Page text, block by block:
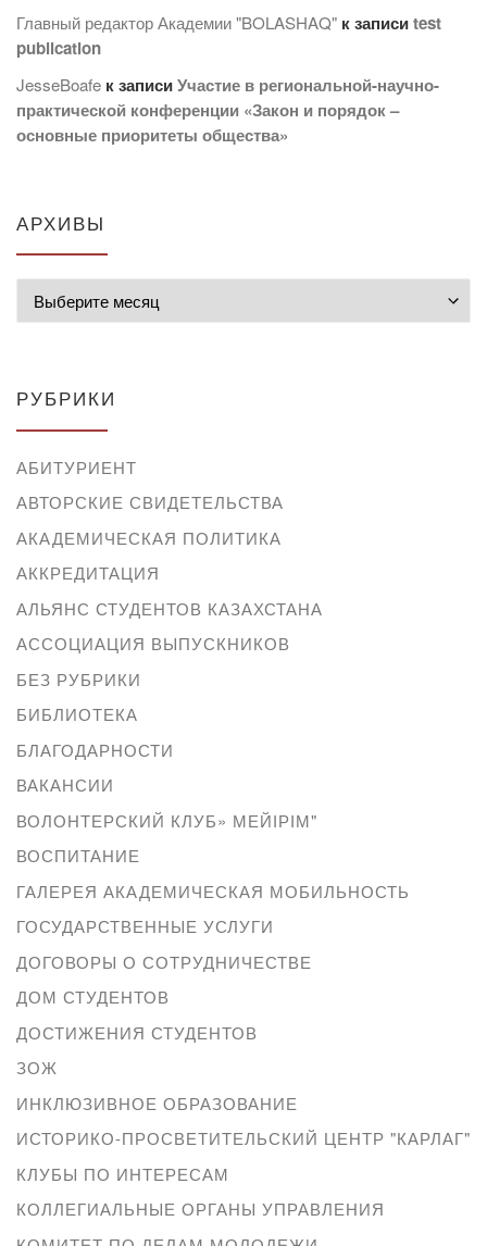
Главный редактор Академии "BOLASHAQ" к записиtest
publication
JesseBoafe к записиУчастие в региональной-научно-
практической конференции «Закон и порядок –
основные приоритеты общества»
АРХИВЫ
РУБРИКИ
АБИТУРИЕНТ
АВТОРСКИЕ СВИДЕТЕЛЬСТВА
АКАДЕМИЧЕСКАЯ ПОЛИТИКА
АККРЕДИТАЦИЯ
АЛЬЯНС СТУДЕНТОВ КАЗАХСТАНА
АССОЦИАЦИЯ ВЫПУСКНИКОВ
БЕЗ РУБРИКИ
БИБЛИОТЕКА
БЛАГОДАРНОСТИ
ВАКАНСИИ
ВОЛОНТЕРСКИЙ КЛУБ» МЕЙІРІМ"
ВОСПИТАНИЕ
ГАЛЕРЕЯ АКАДЕМИЧЕСКАЯ МОБИЛЬНОСТЬ
ГОСУДАРСТВЕННЫЕ УСЛУГИ
ДОГОВОРЫ О СОТРУДНИЧЕСТВЕ
ДОМ СТУДЕНТОВ
ДОСТИЖЕНИЯ СТУДЕНТОВ
ЗОЖ
ИНКЛЮЗИВНОЕ ОБРАЗОВАНИЕ
ИСТОРИКО-ПРОСВЕТИТЕЛЬСКИЙ ЦЕНТР "КАРЛАГ"
КЛУБЫ ПО ИНТЕРЕСАМ
КОЛЛЕГИАЛЬНЫЕ ОРГАНЫ УПРАВЛЕНИЯ